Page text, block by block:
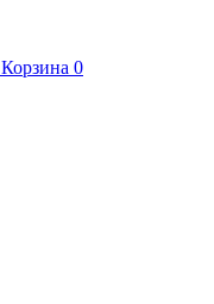
Корзина 0